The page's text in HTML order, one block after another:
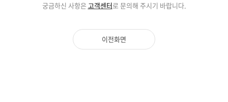
궁금하신 사항은 고객센터로 문의해 주시기 바랍니다.
이전화면